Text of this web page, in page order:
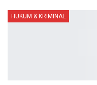
HUKUM & KRIMINAL